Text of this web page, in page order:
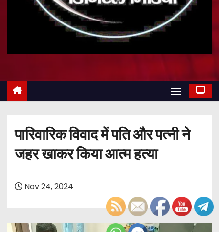
पारिवारिक विवाद में पति और पत्नी ने
जहर खाकर किया आत्म हत्या
Nov 24, 2024